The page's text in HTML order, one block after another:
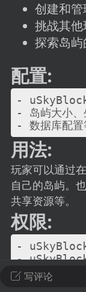
11-27 02:06
电脑
议贴】
社区的
、管理方式等方
11
潮涌核心
24 23:37
电脑端
主页反馈贴
反馈你遇到的问
不方便可尝试
写评论
创建和
挑战其他
探索岛
配置:
-
- 岛屿大小、
用法:
玩家可以通过
自己的岛屿。
共享资源等。
权限:
-
-